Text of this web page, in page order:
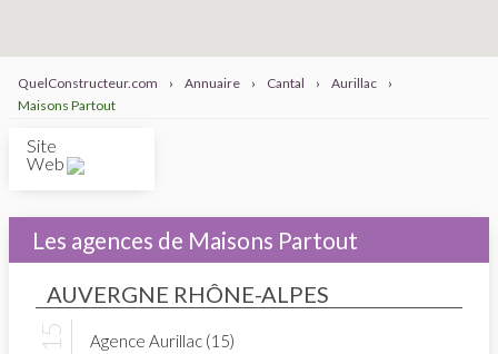
QuelConstructeur.com › Annuaire › Cantal › Aurillac
›
Maisons Partout
Site
Web
Les agences de Maisons Partout
AUVERGNE RHÔNE-ALPES
Agence Aurillac (15)